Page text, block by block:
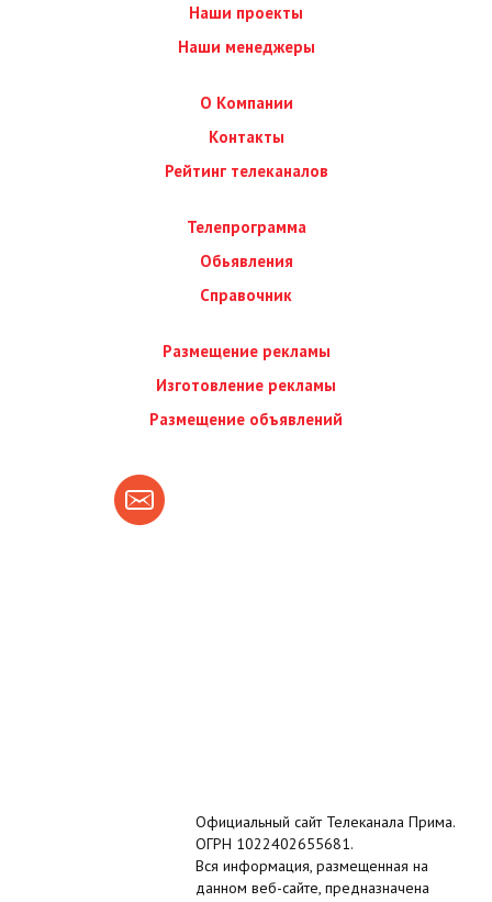
Наши проекты
Наши менеджеры
О Компании
Контакты
Рейтинг телеканалов
Телепрограмма
Обьявления
Справочник
Размещение рекламы
Изготовление рекламы
Размещение объявлений
Официальный сайт Телеканала Прима.
ОГРН 1022402655681.
Вся информация, размещенная на
данном веб-сайте, предназначена